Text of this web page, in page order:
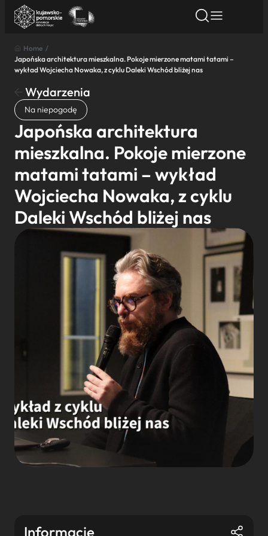
Znajdź atrakcję Znajdź artykuł Znajdź
Znajdź atrakcję
Nazwa atrakcji
Miasto
Kategoria
Wyszukaj
Home /
Japońska architektura mieszkalna. Pokoje mierzone matami tatami –
wykład Wojciecha Nowaka, z cyklu Daleki Wschód bliżej nas
Wydarzenia
Na niepogodę
Japońska architektura
mieszkalna. Pokoje mierzone
matami tatami – wykład
Wojciecha Nowaka, z cyklu
Daleki Wschód bliżej nas
Informacje